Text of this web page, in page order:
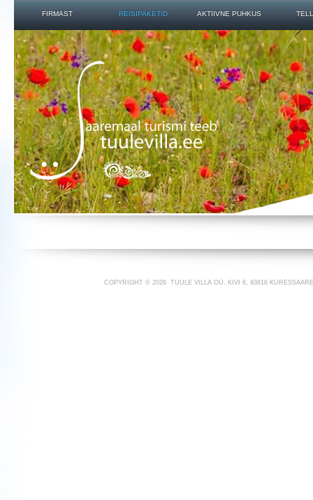
FIRMAST REISIPAKETID AKTIIVNE PUHKUS
COPYRIGHT © 2026 TUULE VILLA OÜ, KIVI 6, 93816